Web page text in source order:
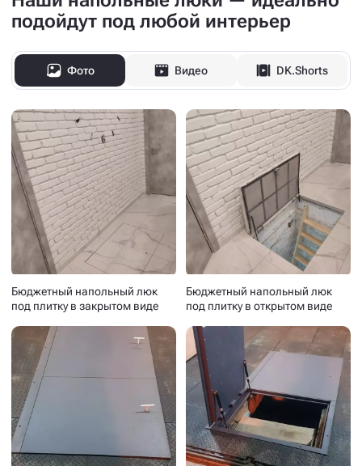
подойдут под любой интерьер
Фото Видео DK.Shorts
Бюджетный напольный люк
под плитку в закрытом виде
Бюджетный напольный люк
под плитку в открытом виде